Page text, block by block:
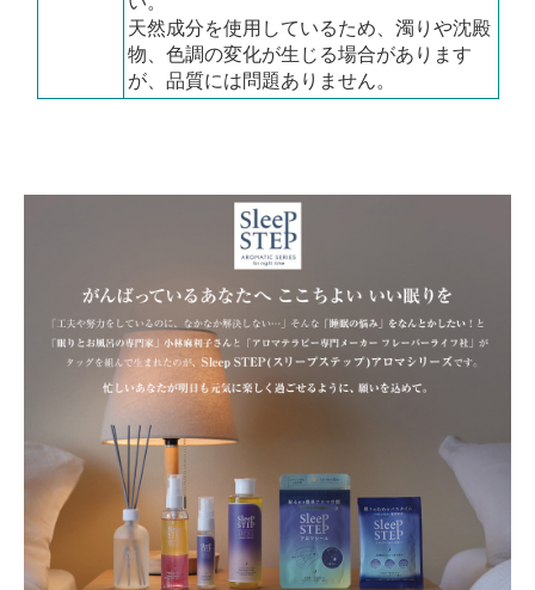
天然成分を使用しているため、濁りや沈殿
物、色調の変化が生じる場合があります
が、品質には問題ありません。